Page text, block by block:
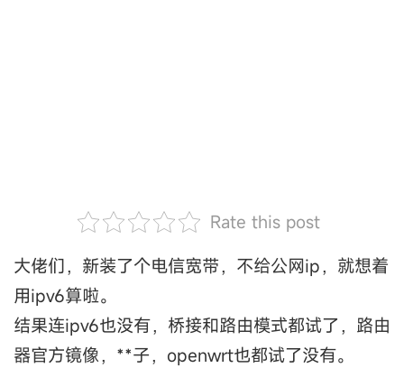
Rate this post
大佬们，新装了个电信宽带，不给公网ip，就想着
用ipv6算啦。
结果连ipv6也没有，桥接和路由模式都试了，路由
器官方镜像，**子，openwrt也都试了没有。